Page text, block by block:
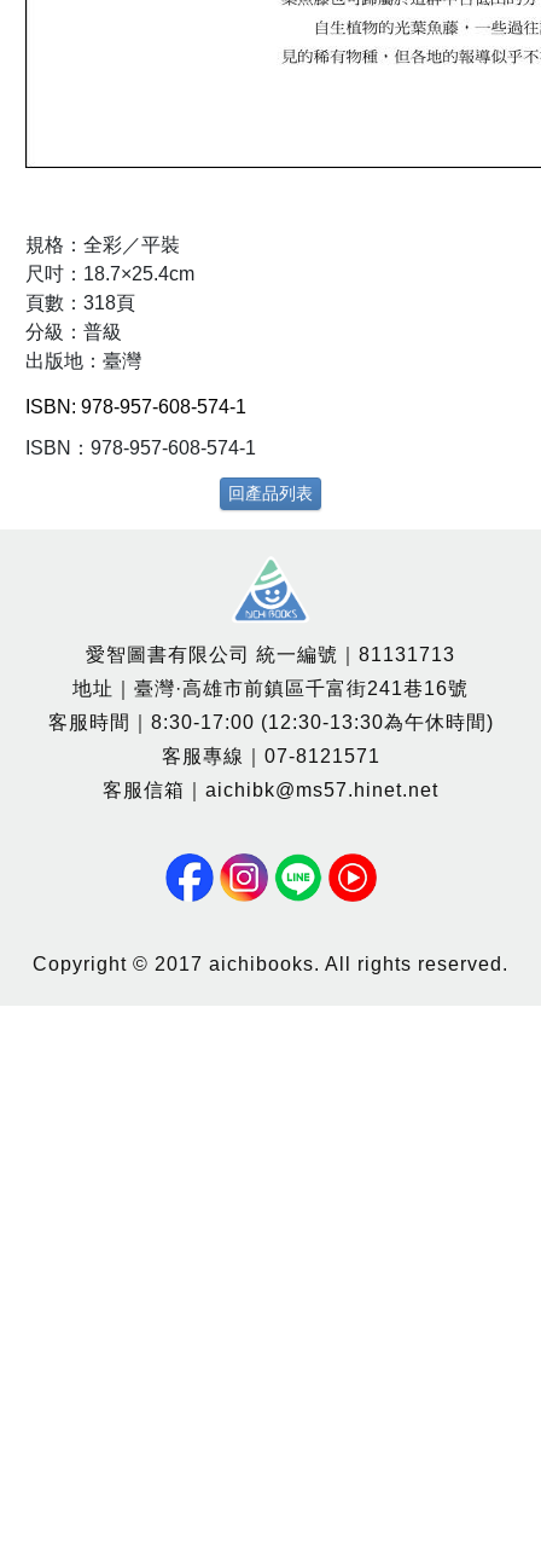
規格：全彩／平裝
尺吋：18.7×25.4cm
頁數：318頁
分級：普級
出版地：臺灣
ISBN: 978-957-608-574-1
ISBN：978-957-608-574-1
回產品列表
愛智圖書有限公司 統一編號｜81131713
地址｜臺灣·高雄市前鎮區千富街241巷16號
客服時間｜8:30-17:00 (12:30-13:30為午休時間)
客服專線｜07-8121571
客服信箱｜aichibk@ms57.hinet.net
Copyright © 2017 aichibooks. All rights reserved.